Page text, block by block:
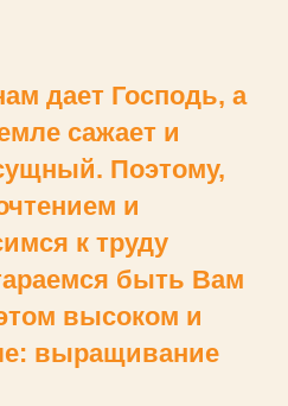
дает Господь, а
сажает и
Поэтому,
и
к труду
быть Вам
высоком и
выращивание